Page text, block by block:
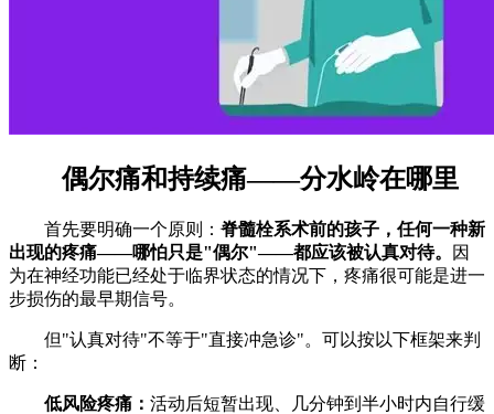
偶尔痛和持续痛——分水岭在哪里
首先要明确一个原则：脊髓栓系术前的孩子，任何一种新
出现的疼痛——哪怕只是"偶尔"——都应该被认真对待。
因
为在神经功能已经处于临界状态的情况下，疼痛很可能是进一
步损伤的最早期信号。
但"认真对待"不等于"直接冲急诊"。可以按以下框架来判
断：
低风险疼痛： 活动后短暂出现、几分钟到半小时内自行缓